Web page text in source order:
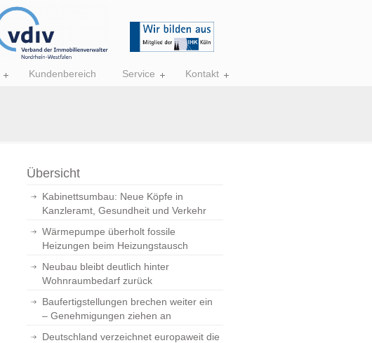
Kundenbereich Service Kontakt
Übersicht
Kabinettsumbau: Neue Köpfe in
Kanzleramt, Gesundheit und Verkehr
Wärmepumpe überholt fossile
Heizungen beim Heizungstausch
Neubau bleibt deutlich hinter
Wohnraumbedarf zurück
Baufertigstellungen brechen weiter ein
– Genehmigungen ziehen an
Deutschland verzeichnet europaweit die